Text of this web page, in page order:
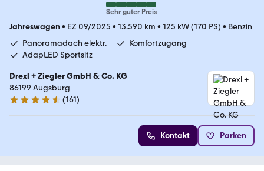
Sehr guter Preis
Jahreswagen• EZ 09/2025 • 13.590 km • 125 kW (170 PS) • Benzin
Panoramadach elektr.
Komfortzugang
AdapLED Sportsitz
Drexl + Ziegler GmbH & Co. KG
86199 Augsburg
4.7 Sterne
(161)
Kontakt Parken